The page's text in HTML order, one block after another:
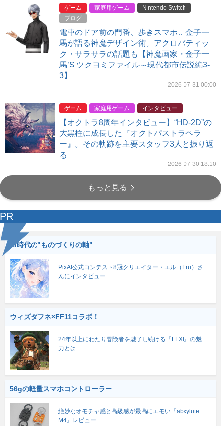
ゲーム 家庭用ゲーム
Nintendo Switch
ブログ
電車のドア前の門番、歩きスマホ…金子一
馬が語る神魔デザイン術。アクロバティッ
ク・サラサラの話題も【神魔画家・金子一
馬’S ツクヨミファイル～現代都市伝説編3-
3】
2026-07-31 00:00
ゲーム 家庭用ゲーム インタビュー
【オクトラ8周年インタビュー】“HD-2D”の
大黒柱に成長した『オクトパストラベラ
ー』。その軌跡を主要スタッフ3人と振り返
る
2026-07-30 18:10
もっと見る
PR
AI時代の"ものづくりの軸"
PixAI公式コンテスト8冠クリエイター・エル（Eru）さ
んにインタビュー
ウィズダフネ×FF11コラボ！
24年以上にわたり冒険者を魅了し続ける『FFXI』の魅
力とは
56gの軽量スマホコントローラー
絶妙なオモチャ感と高級感が最高にエモい『abxylute
M4』レビュー